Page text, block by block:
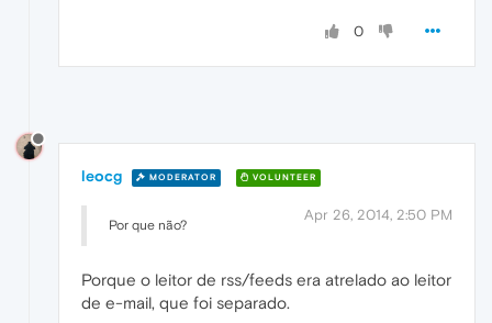
0
leocg MODERATOR VOLUNTEER
Apr 26, 2014, 2:50 PM
Por que não?
Porque o leitor de rss/feeds era atrelado ao leitor
de e-mail, que foi separado.